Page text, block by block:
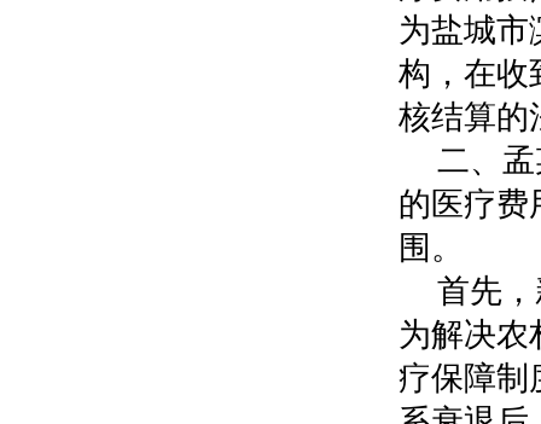
为盐城市
构，在收
核结算的
二、
的医疗费
围。
首先
为解决农
疗保障制